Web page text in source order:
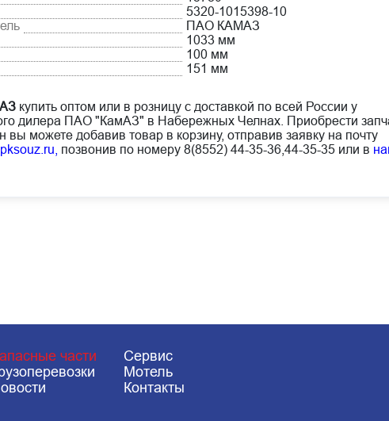
5320-1015398-10
ПАО КАМАЗ
1033 мм
100 мм
151 мм
купить оптом или в розницу с доставкой по всей России у
дилера ПАО "КамАЗ" в Набережных Челнах. Приобрести
вы можете добавив товар в корзину, отправив заявку на почту
позвонив по номеру 8(8552) 44-35-36,44-35-35 или в
части
Сервис
Мотель
Контакты